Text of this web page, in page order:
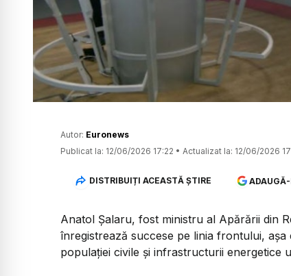
Autor: Euronews
Publicat la: 12/06/2026 17:22 • Actualizat la: 12/06/2026
DISTRIBUIȚI ACEASTĂ ȘTIRE ADAUGĂ-
Anatol Șalaru, fost ministru al Apărării din
înregistrează succese pe linia frontului,
populației civile și infrastructurii energetice